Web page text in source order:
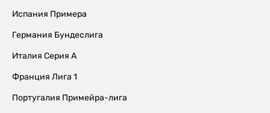
Испания Примера
Германия Бундеслига
Италия Серия А
Франция Лига 1
Португалия Примейра-лига